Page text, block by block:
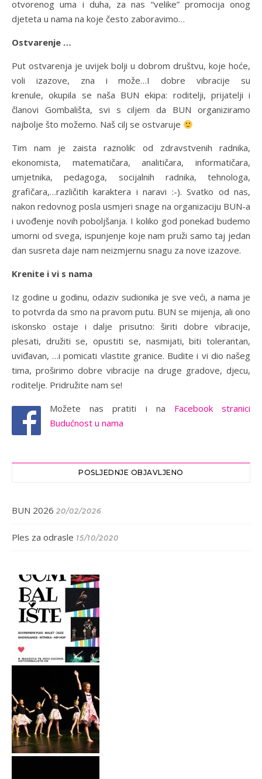
otvorenog uma i duha, za nas “velike” promocija onog
djeteta u nama na koje često zaboravimo…
Ostvarenje …
Put ostvarenja je uvijek bolji u dobrom društvu, koje hoće,
voli izazove, zna i može…I dobre vibracije su
krenule, okupila se naša BUN ekipa: roditelji, prijatelji i
članovi Gombališta, svi s ciljem da BUN organiziramo
najbolje što možemo. Naš cilj se ostvaruje
Tim nam je zaista raznolik: od zdravstvenih radnika,
ekonomista, matematičara, analitičara, informatičara,
umjetnika, pedagoga, socijalnih radnika, tehnologa,
grafičara,…različitih karaktera i naravi :-). Svatko od nas,
nakon redovnog posla usmjeri snage na organizaciju BUN-a
i uvođenje novih poboljšanja. I koliko god ponekad budemo
umorni od svega, ispunjenje koje nam pruži samo taj jedan
dan susreta daje nam neizmjernu snagu za nove izazove.
Krenite i vi s nama
Iz godine u godinu, odaziv sudionika je sve veći, a nama je
to potvrda da smo na pravom putu. BUN se mijenja, ali ono
iskonsko ostaje i dalje prisutno: širiti dobre vibracije,
plesati, družiti se, opustiti se, nasmijati, biti tolerantan,
uviđavan, …i pomicati vlastite granice. Budite i vi dio našeg
tima, proširimo dobre vibracije na druge gradove, djecu,
roditelje. Pridružite nam se!
Možete nas pratiti i na Facebook stranici
Budućnost u nama
POSLJEDNJE OBJAVLJENO
BUN 2026 20/02/2026
Ples za odrasle 15/10/2020